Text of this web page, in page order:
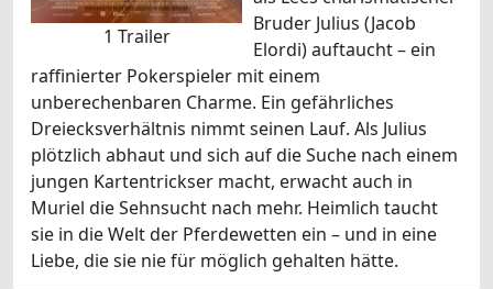
1 Trailer
Bruder Julius (Jacob
Elordi) auftaucht – ein
raffinierter Pokerspieler mit einem
unberechenbaren Charme. Ein gefährliches
Dreiecksverhältnis nimmt seinen Lauf. Als Julius
plötzlich abhaut und sich auf die Suche nach einem
jungen Kartentrickser macht, erwacht auch in
Muriel die Sehnsucht nach mehr. Heimlich taucht
sie in die Welt der Pferdewetten ein – und in eine
Liebe, die sie nie für möglich gehalten hätte.